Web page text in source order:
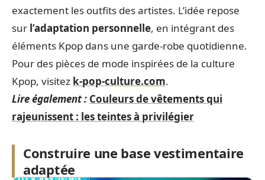
exactement les outfits des artistes. L’idée repose
sur l’adaptation personnelle, en intégrant des
éléments Kpop dans une garde-robe quotidienne.
Pour des pièces de mode inspirées de la culture
Kpop, visitez k-pop-culture.com.
Lire également : Couleurs de vêtements qui
rajeunissent : les teintes à privilégier
Construire une base vestimentaire
adaptée